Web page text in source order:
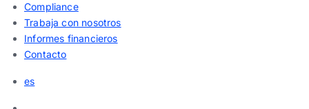
Compliance
Trabaja con nosotros
Informes financieros
Contacto
es